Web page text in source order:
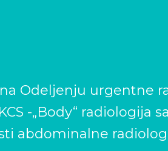
Odeljenju urgentne
-„Body“ radiologija
abdominalne